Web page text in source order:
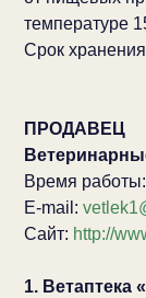
температуре
Срок
ПРОДАВЕЦ
Время
E-mail:
Сайт: http://
1. Ветаптека